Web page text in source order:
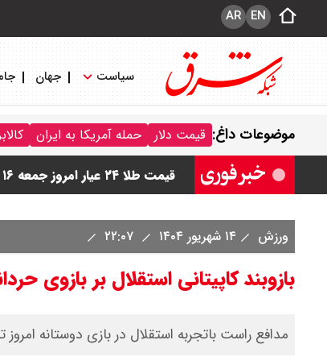
EN
AR
سیاست جهان
موضوعات داغ: قیمت دلار حمله آمریکا به ایران
قیمت سکه امامی امروز جمعه ۱۶ مرداد ۱۴۰۵ اعلام شد/ کاهش قیمت سکه
قیمت طلا ۲۴ عیار امروز جمعه ۱۶ مرداد ۱۴۰۵/ صعود طلا ادامه‌دار شد
قیمت طلا ۱۸ عیار امروز جمعه ۱۶ مرداد ۱۴۰۵ اعلام شد/ طلا بر مدار صعود
ورزش ۱۴ شهریور ۱۴۰۴
بازوبند کاپیتانی استقلال بر بازوی
مدافع راست باتجربه استقلال در بازی دوستانه